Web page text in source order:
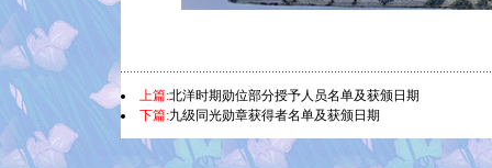
上篇:北洋时期勋位部分授予人员名单及获颁日期
下篇:九级同光勋章获得者名单及获颁日期